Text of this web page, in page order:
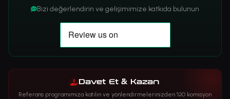
Bizi değerlendirin ve gelişimimize katkıda bulunun
Davet Et & Kazan
Referans programımıza katılın ve yönlendirmelerinizden %10 komisyon